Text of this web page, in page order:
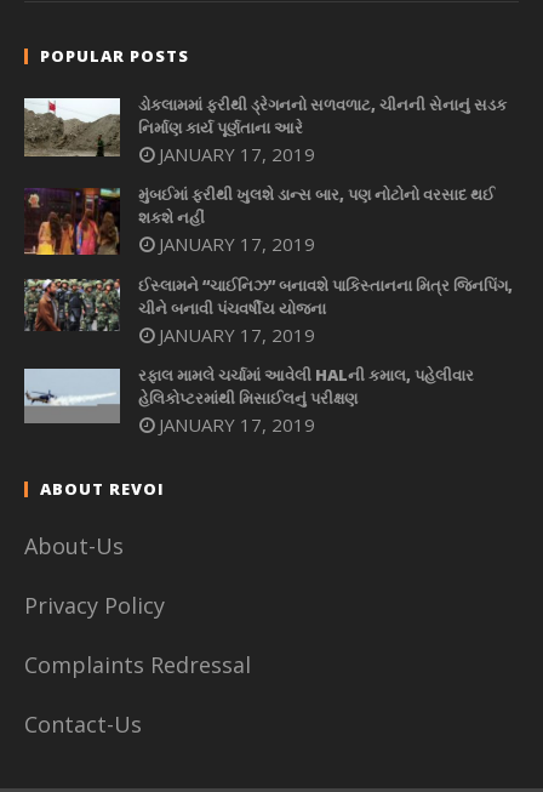
POPULAR POSTS
ડોકલામમાં ફરીથી ડ્રેગનનો સળવળાટ, ચીનની સેનાનું સડક
નિર્માણ કાર્ય પૂર્ણતાના આરે
JANUARY 17, 2019
મુંબઈમાં ફરીથી ખુલશે ડાન્સ બાર, પણ નોટોનો વરસાદ થઈ
શકશે નહીં
JANUARY 17, 2019
ઈસ્લામને “ચાઈનિઝ” બનાવશે પાકિસ્તાનના મિત્ર જિનપિંગ,
ચીને બનાવી પંચવર્ષીય યોજના
JANUARY 17, 2019
રફાલ મામલે ચર્ચામાં આવેલી HALની કમાલ, પહેલીવાર
હેલિકોપ્ટરમાંથી મિસાઈલનું પરીક્ષણ
JANUARY 17, 2019
ABOUT REVOI
About-Us
Privacy Policy
Complaints Redressal
Contact-Us